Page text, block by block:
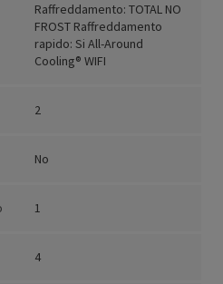
Raffreddamento: TOTAL NO
FROST Raffreddamento
rapido: Si All-Around
Cooling® WIFI
2
No
1
4